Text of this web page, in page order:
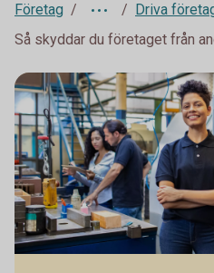
Företag
Driva
Så skyddar du företaget från